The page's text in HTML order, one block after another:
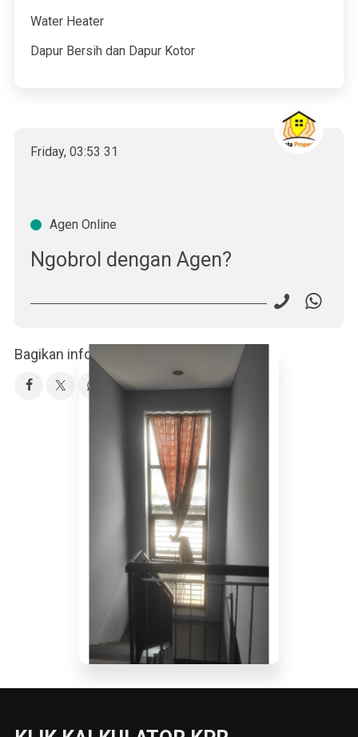
Water Heater
Dapur Bersih dan Dapur Kotor
Friday, 03:53 31
Agen Online
Ngobrol dengan Agen?
Bagikan info property